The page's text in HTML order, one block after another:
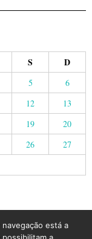
S D
5
6
12
13
19
20
26
27
está a